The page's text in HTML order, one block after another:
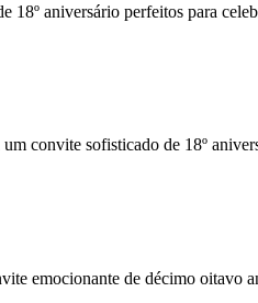
18º aniversário perfeitos para
convite sofisticado de 18º
emocionante de décimo oitavo